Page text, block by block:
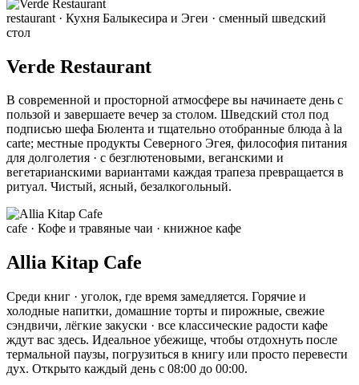
restaurant · Кухня Балыкесира и Эгеи · сменный шведский
стол
Verde Restaurant
В современной и просторной атмосфере вы начинаете день с
пользой и завершаете вечер за столом. Шведский стол под
подписью шефа Бюлента и тщательно отобранные блюда à la
carte; местные продукты Северного Эгея, философия питания
для долголетия · с безглютеновыми, веганскими и
вегетарианскими вариантами каждая трапеза превращается в
ритуал. Чистый, ясный, безалкогольный.
cafe · Кофе и травяные чаи · книжное кафе
Allia Kitap Cafe
Среди книг · уголок, где время замедляется. Горячие и
холодные напитки, домашние торты и пирожные, свежие
сэндвичи, лёгкие закуски · все классические радости кафе
ждут вас здесь. Идеальное убежище, чтобы отдохнуть после
термальной паузы, погрузиться в книгу или просто перевести
дух. Открыто каждый день с 08:00 до 00:00.